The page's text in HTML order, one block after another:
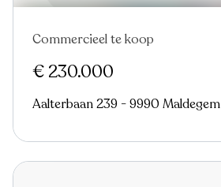
Nieuw
Commercieel te koop
€ 230.000
Aalterbaan 239 - 9990 Maldegem